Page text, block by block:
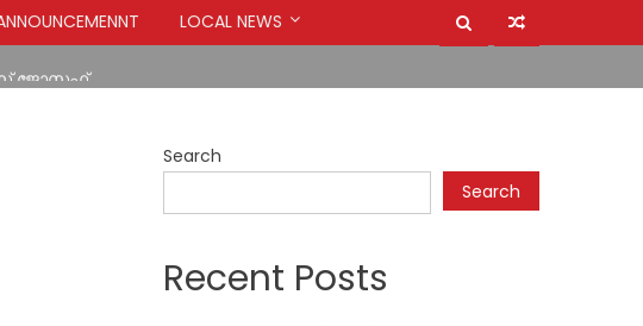
LOCAL NEWS
ജോസഫ്
സർക്കാർ തയ്യാറാക്കണം: സി.പി. അബ്ദുലത്തീഫ്
Search
Search
Recent Posts